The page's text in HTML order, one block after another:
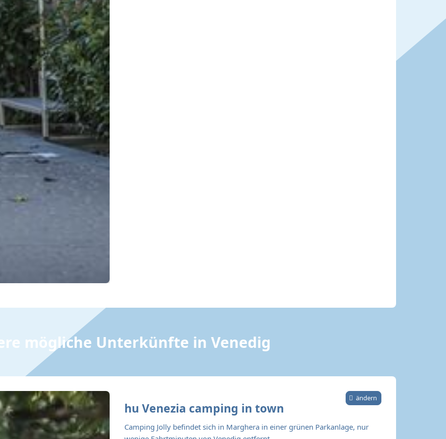
mögliche Unterkünfte in Venedig
ändern
hu Venezia camping in town
Camping Jolly befindet sich in Marghera in einer grünen Parkanlage, nur